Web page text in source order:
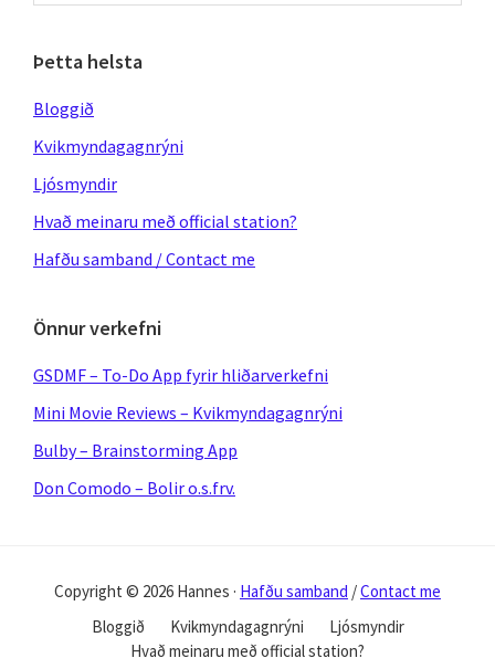
Þetta helsta
Bloggið
Kvikmyndagagnrýni
Ljósmyndir
Hvað meinaru með official station?
Hafðu samband / Contact me
Önnur verkefni
GSDMF – To-Do App fyrir hliðarverkefni
Mini Movie Reviews – Kvikmyndagagnrýni
Bulby – Brainstorming App
Don Comodo – Bolir o.s.frv.
Copyright © 2026 Hannes · Hafðu samband /Contact me
Bloggið
Kvikmyndagagnrýni
Ljósmyndir
Hvað meinaru með official station?